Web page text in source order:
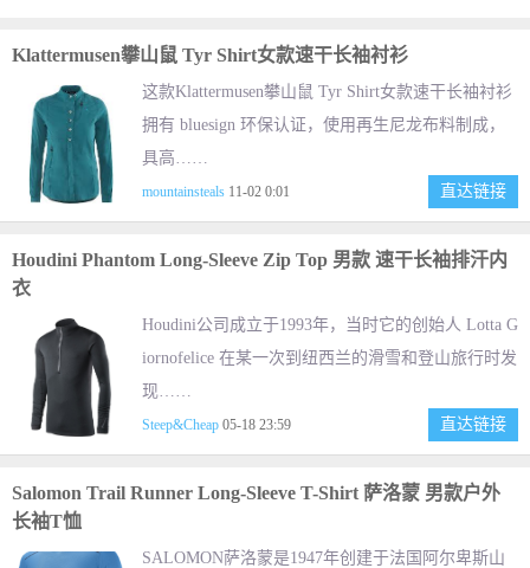
Klattermusen攀山鼠 Tyr Shirt女款速干长袖衬衫
这款Klattermusen攀山鼠 Tyr Shirt女款速干长袖衬衫
拥有 bluesign 环保认证，使用再生尼龙布料制成，
具高……
mountainsteals 11-02 0:01 直达链接
Houdini Phantom Long-Sleeve Zip Top 男款 速干长袖排汗内
衣
Houdini公司成立于1993年，当时它的创始人 Lotta G
iornofelice 在某一次到纽西兰的滑雪和登山旅行时发
现……
Steep&Cheap 05-18 23:59 直达链接
Salomon Trail Runner Long-Sleeve T-Shirt 萨洛蒙 男款户外
长袖T恤
SALOMON萨洛蒙是1947年创建于法国阿尔卑斯山